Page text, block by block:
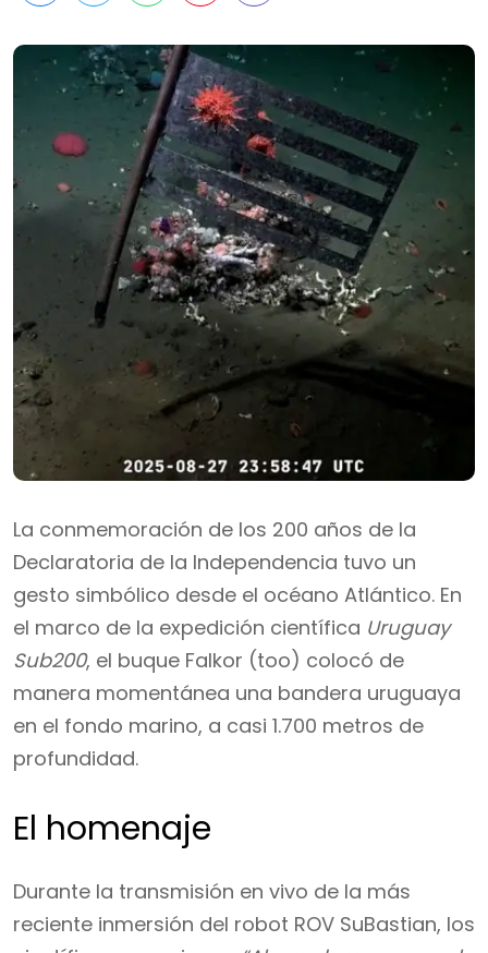
La conmemoración de los 200 años de la
Declaratoria de la Independencia tuvo un
gesto simbólico desde el océano Atlántico. En
el marco de la expedición científica Uruguay
Sub200, el buque Falkor (too) colocó de
manera momentánea una bandera uruguaya
en el fondo marino, a casi 1.700 metros de
profundidad.
El homenaje
Durante la transmisión en vivo de la más
reciente inmersión del robot ROV SuBastian, los